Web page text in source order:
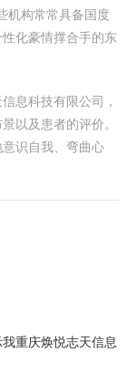
机构常常具备国度
化豪情撑合手的东
息科技有限公司，
以及患者的评价。
识自我、弯曲心
重庆焕悦志天信息